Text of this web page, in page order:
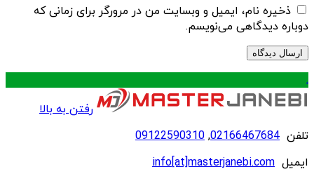
ذخیره نام، ایمیل و وبسایت من در مرورگر برای زمانی که
دوباره دیدگاهی می‌نویسم.
.
رفتن به بالا
تلفن 02166467684
,
09122590310
ایمیل info[at]masterjanebi.com